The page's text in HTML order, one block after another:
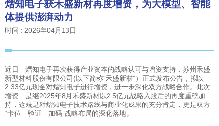
熠知电子获禾盛新材再度增资，为大模型、智能
体提供澎湃动力
时间 : 2026年04月13日
近日，熠知电子再次获得产业资本的战略认可与增资支持，苏州禾盛
新型材料股份有限公司(以下简称“禾盛新材”）正式发布公告，拟以
2.33亿元现金对熠知电子进行增资，进一步深化双方战略合作。此次
增资，是继2025年8月禾盛新材以2.5亿元战略入股后的再度重磅加
持，这既是对熠知电子技术路线与商业化成果的充分肯定，更是双方
“卡位—验证—加码”战略布局的深化落地。